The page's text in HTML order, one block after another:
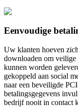
Eenvoudige
Uw klanten hoeven
downloaden om
kunnen worden
gekoppeld aan social
naar een beveiligde
betalingsgegevens
bedrijf nooit in contact